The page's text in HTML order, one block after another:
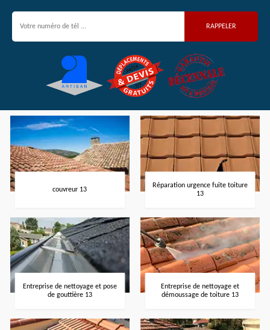
couvreur 13
Réparation urgence fuite toiture
13
Entreprise de nettoyage et pose
de gouttière 13
Entreprise de nettoyage et
démoussage de toiture 13